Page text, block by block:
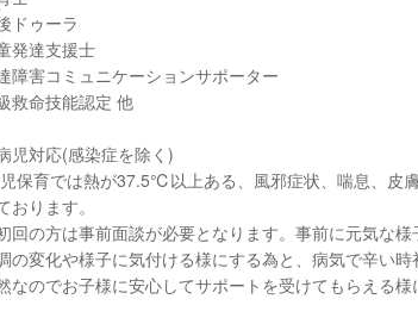
ドゥーラ
発達支援士
障害コミュニケーションサポーター
救命技能認定 他
児対応(感染症を除く)
保育では熱が37.5℃以上ある、風邪症状、喘息、皮
おります。
回の方は事前面談が必要となります。事前に元気な
の変化や様子に気付ける様にする為と、病気で辛い
なのでお子様に安心してサポートを受けてもらえる様